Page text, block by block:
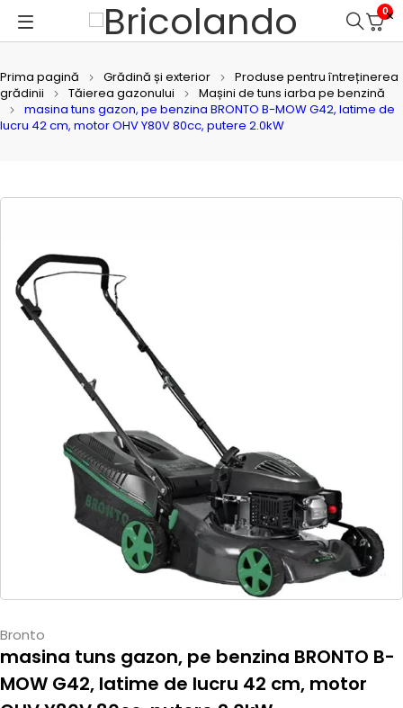
0
Prima pagină Grădină și exterior
Produse pentru întreținerea
grădinii
Tăierea gazonului
Mașini de tuns iarba pe benzină
masina tuns gazon, pe benzina BRONTO B-MOW G42, latime de
lucru 42 cm, motor OHV Y80V 80cc, putere 2.0kW
Bronto
masina tuns gazon, pe benzina BRONTO B-
MOW G42, latime de lucru 42 cm, motor